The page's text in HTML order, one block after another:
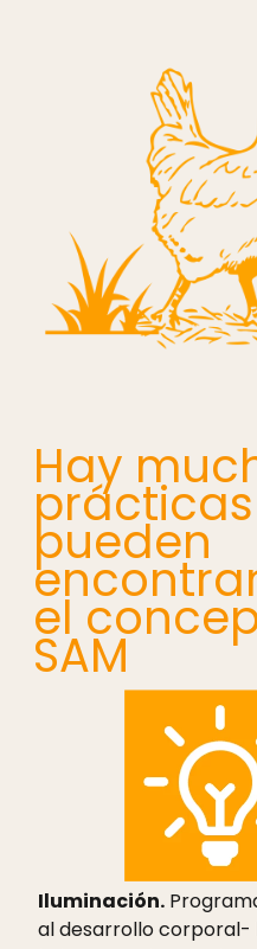
Hay
pueden
el
SAM
Iluminación.
al desarrollo corporal-